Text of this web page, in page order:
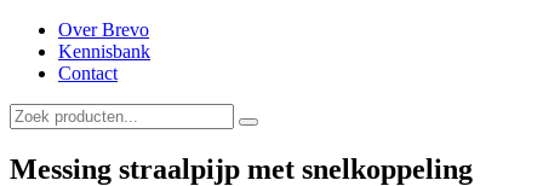
Over Brevo
Kennisbank
Contact
Messing straalpijp met snelkoppeling